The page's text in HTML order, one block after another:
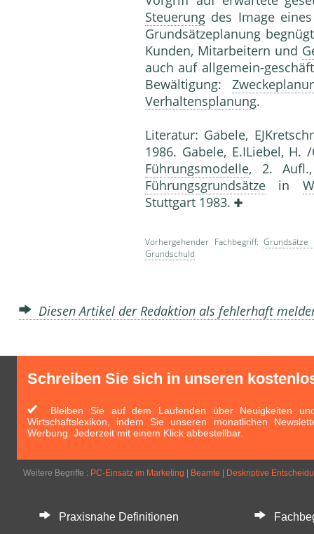
Steuerung des Image
Grundsätzeplanung
Kunden, Mitarbeitern und
auch auf allgemein-
Bewältigung:
Verhaltensplanung.
Literatur: Gabele,
1986. Gabele, E.ILiebel, H.
Führungsmodelle, 2. Aufl.,
Führungsgrundsätze in
Stuttgart 1983.
Vorhergehender Fachbegriff:Grundsätze
Grundschuld
Diesen Artikel der Redaktion als fehlerhaft
Schreiben Sie sich in unseren
Bleiben Sie auf dem Laufenden über Neuigkeiten
Wirtschaftslexikon, indem Sie unseren monatlichen
Werbung. Jederzeit mit einem Klick abbestellbar.
Weitere Begriffe : PC-Einsatz im Marketing Beamte Deskriptive
Praxisnahe Definitionen